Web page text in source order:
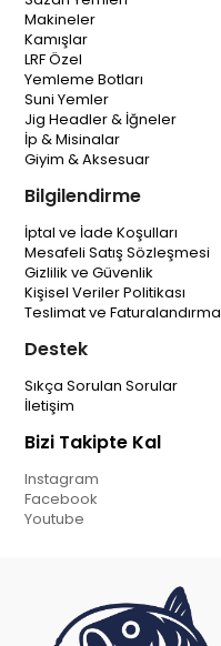
Makineler
Kamışlar
LRF Özel
Yemleme Botları
Suni Yemler
Jig Headler & İğneler
İp & Misinalar
Giyim & Aksesuar
Bilgilendirme
İptal ve İade Koşulları
Mesafeli Satış Sözleşmesi
Gizlilik ve Güvenlik
Kişisel Veriler Politikası
Teslimat ve Faturalandırma
Destek
Sıkça Sorulan Sorular
İletişim
Bizi Takipte Kal
Instagram
Facebook
Youtube